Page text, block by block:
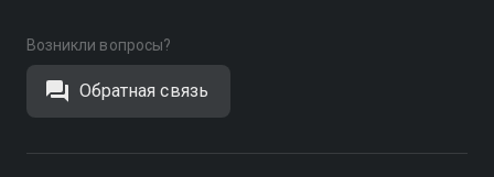
Возникли вопросы?
Обратная связь